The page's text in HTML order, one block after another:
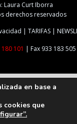
Laura Curt Iborra
derechos reservados
TARIFAS
101 | Fax 933 183 505
en base a
cookies que